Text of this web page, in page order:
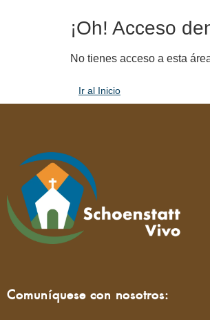
¡Oh! Acceso
No tienes acceso a esta
Ir al Inicio
Comuníquese con nosotros: